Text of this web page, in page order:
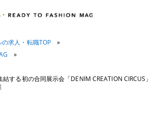
求人・転職TOP
»
»
する初の合同展示会「DENIM CREATION CIRCUS」